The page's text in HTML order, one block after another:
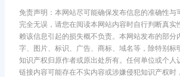
免责声明：本网站尽可能确保发布信息的准确性与
完全无误，请您在阅读本网站内容时自行判断真实
赖该信息引起的损失概不负责。本网站发布的部分
字、图片、标识、广告、商标、域名等，除特别标
知识产权归原作者或原出处所有。任何单位或个人
链接内容可能存在不实内容或涉嫌侵犯知识产权时